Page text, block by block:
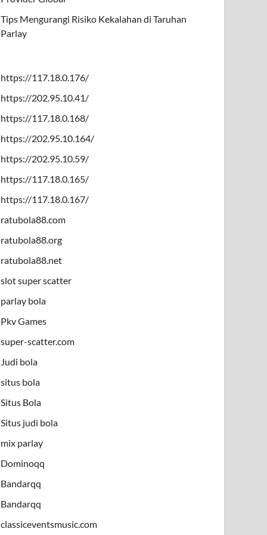
Tips Mengurangi Risiko Kekalahan di Taruhan
Parlay
https://117.18.0.176/
https://202.95.10.41/
https://117.18.0.168/
https://202.95.10.164/
https://202.95.10.59/
https://117.18.0.165/
https://117.18.0.167/
ratubola88.com
ratubola88.org
ratubola88.net
slot super scatter
parlay bola
Pkv Games
super-scatter.com
Judi bola
situs bola
Situs Bola
Situs judi bola
mix parlay
Dominoqq
Bandarqq
Bandarqq
classiceventsmusic.com